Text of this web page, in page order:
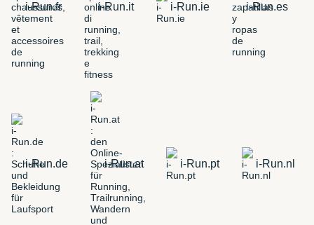
i-Run.fr i-Run.it i-Run.ie i-Run.es
i-Run.de i-Run.at i-Run.pt i-Run.nl